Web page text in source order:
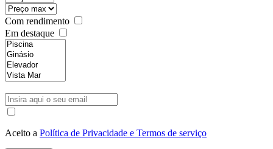
Com rendimento
Em destaque
Aceito a Política de Privacidade e Termos de serviço